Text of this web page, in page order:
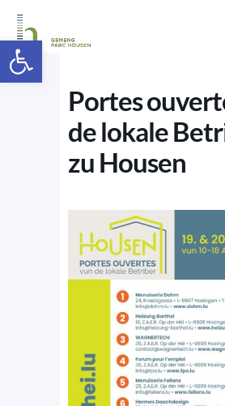
Portes
de lokale
zu Housen
Ouvrir la barre d’outils